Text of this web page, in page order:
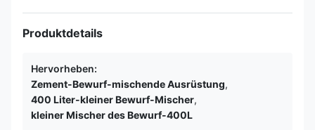
Produktdetails
Hervorheben:
Zement-Bewurf-mischende Ausrüstung,
400 Liter-kleiner Bewurf-Mischer,
kleiner Mischer des Bewurf-400L